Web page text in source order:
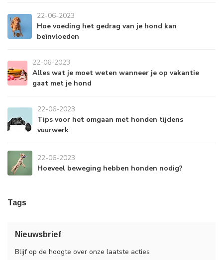
22-06-2023
Hoe voeding het gedrag van je hond kan
beïnvloeden
22-06-2023
Alles wat je moet weten wanneer je op vakantie
gaat met je hond
22-06-2023
Tips voor het omgaan met honden tijdens
vuurwerk
22-06-2023
Hoeveel beweging hebben honden nodig?
Tags
Nieuwsbrief
Blijf op de hoogte over onze laatste acties